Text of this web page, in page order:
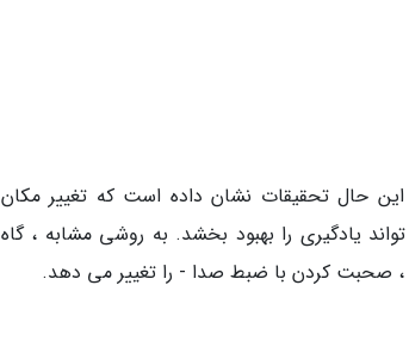
حال تحقیقات نشان داده است که تغییر مکان
یادگیری را بهبود بخشد. به روشی مشابه ، گاه
، صحبت کردن با ضبط صدا - را تغییر می دهد.